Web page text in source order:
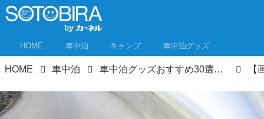
HOME 車中泊 キャンプ 車中泊グッズ
HOME 車中泊 車中泊グッズおすすめ30選！“三種の神器”と必需品、あると便利なグッズまで車中泊専門誌推薦